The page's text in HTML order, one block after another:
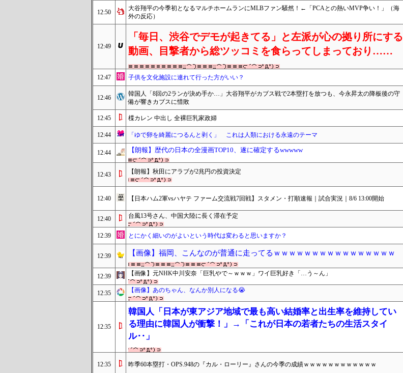
12:50
大谷翔平の今季初となるマルチホームランにMLBファン騒然！←「PCAとの熱いMVP争い！」（海
外の反応）
12:49
「毎日、渋谷でデモが起きてる」と左派が心の拠り所にする
動画、目撃者から総ツッコミを食らってしまっており……
12:47 子供を文化施設に連れて行った方がいい？
12:46
韓国人「8回の2ランが決め手か…」大谷翔平がカブス戦で2本塁打を放つも、今永昇太の降板後の守
備が響きカブスに惜敗
12:45 楪カレン 中出し 全裸巨乳家政婦
12:44 「ゆで卵を綺麗につるんと剥く」 これは人類における永遠のテーマ
12:44 【朗報】歴代の日本の全漫画TOP10、遂に確定するwwwww
12:43 【朗報】秋田にアラブが2兆円の投資決定
12:40 【日本ハム2軍vsハヤテ ファーム交流戦7回戦】スタメン・打順速報｜試合実況｜8/6 13:00開始
12:40 台風13号さん、中国大陸に長く滞在予定
12:39 とにかく細いのがよいという時代は変わると思いますか？
12:39 【画像】福岡、こんなのが普通に走ってるｗｗｗｗｗｗｗｗｗｗｗｗｗｗｗｗ
12:39 【画像】元NHK中川安奈「巨乳やで～ｗｗｗ」ワイ巨乳好き「…う～ん」
12:35 【画像】あのちゃん、なんか別人になる😭
12:35
韓国人「日本が東アジア地域で最も高い結婚率と出生率を維持してい
る理由に韓国人が衝撃！」→「これが日本の若者たちの生活スタイ
ル‥」
12:35 昨季60本塁打・OPS.948の『カル・ローリー』さんの今季の成績ｗｗｗｗｗｗｗｗｗｗｗｗ